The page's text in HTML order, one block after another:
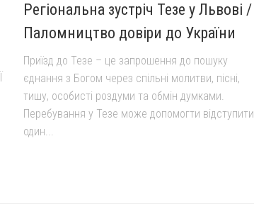
Регіональна зустріч Тезе у Львові /
Паломництво довіри до України
Приїзд до Тезе – це запрошення до пошуку
єднання з Богом через cпільні молитви, пісні,
тишу, особисті роздуми та обмін думками.
Перебування у Тезе може допомогти відступити
один...